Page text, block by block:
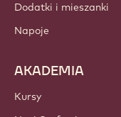
Dodatki i mieszanki
Napoje
AKADEMIA
Kursy